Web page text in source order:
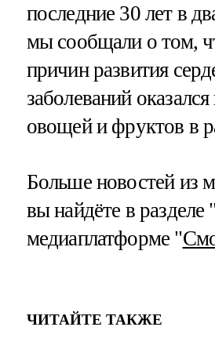
последние 30 лет в
мы сообщали о том,
причин развития
заболеваний
овощей и фруктов в
Больше новостей из
вы найдёте в разделе
медиаплатформе "
ЧИТАЙТЕ ТАКЖЕ